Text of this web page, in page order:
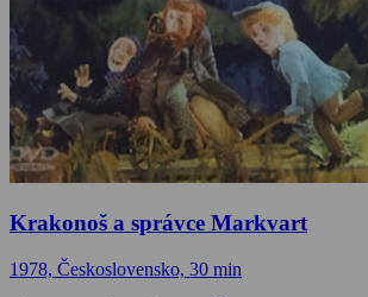
Krakonoš a správce Markvart
1978, Československo, 30 min